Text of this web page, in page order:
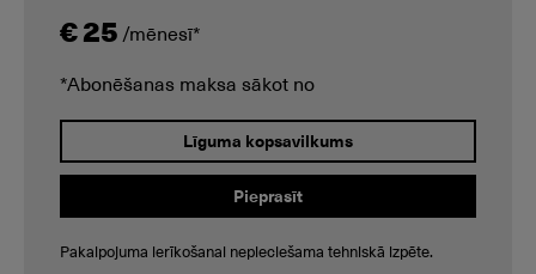
€ 25 /mēnesī*
*Abonēšanas maksa sākot no
Līguma kopsavilkums
Pieprasīt
Pakalpojuma ierīkošanai nepieciešama tehniskā izpēte.